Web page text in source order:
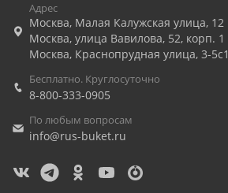
Адрес
Москва, Малая Калужская улица, 12
Москва, улица Вавилова, 52, корп. 1
Москва, Краснопрудная улица, 3-5с1
Бесплатно. Круглосуточно
8-800-333-0905
По любым вопросам
info@rus-buket.ru